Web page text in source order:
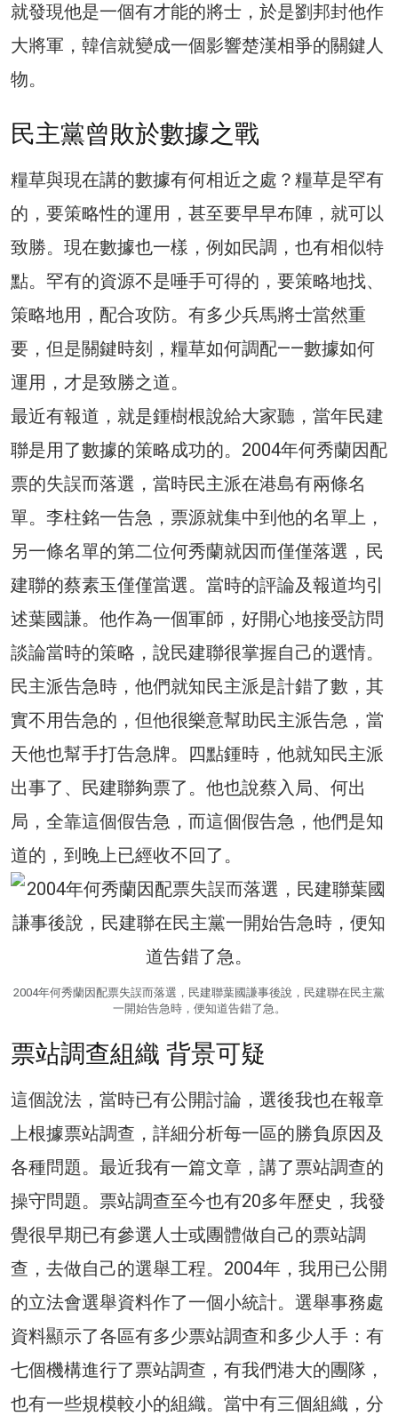
就發現他是一個有才能的將士，於是劉邦封他作
大將軍，韓信就變成一個影響楚漢相爭的關鍵人
物。
民主黨曾敗於數據之戰
糧草與現在講的數據有何相近之處？糧草是罕有
的，要策略性的運用，甚至要早早布陣，就可以
致勝。現在數據也一樣，例如民調，也有相似特
點。罕有的資源不是唾手可得的，要策略地找、
策略地用，配合攻防。有多少兵馬將士當然重
要，但是關鍵時刻，糧草如何調配——數據如何
運用，才是致勝之道。
最近有報道，就是鍾樹根說給大家聽，當年民建
聯是用了數據的策略成功的。2004年何秀蘭因配
票的失誤而落選，當時民主派在港島有兩條名
單。李柱銘一告急，票源就集中到他的名單上，
另一條名單的第二位何秀蘭就因而僅僅落選，民
建聯的蔡素玉僅僅當選。當時的評論及報道均引
述葉國謙。他作為一個軍師，好開心地接受訪問
談論當時的策略，說民建聯很掌握自己的選情。
民主派告急時，他們就知民主派是計錯了數，其
實不用告急的，但他很樂意幫助民主派告急，當
天他也幫手打告急牌。四點鍾時，他就知民主派
出事了、民建聯夠票了。他也說蔡入局、何出
局，全靠這個假告急，而這個假告急，他們是知
道的，到晚上已經收不回了。
2004年何秀蘭因配票失誤而落選，民建聯葉國謙事後說，民建聯在民主黨
一開始告急時，便知道告錯了急。
票站調查組織 背景可疑
這個說法，當時已有公開討論，選後我也在報章
上根據票站調查，詳細分析每一區的勝負原因及
各種問題。最近我有一篇文章，講了票站調查的
操守問題。票站調查至今也有20多年歷史，我發
覺很早期已有參選人士或團體做自己的票站調
查，去做自己的選舉工程。2004年，我用已公開
的立法會選舉資料作了一個小統計。選舉事務處
資料顯示了各區有多少票站調查和多少人手：有
七個機構進行了票站調查，有我們港大的團隊，
也有一些規模較小的組織。當中有三個組織，分